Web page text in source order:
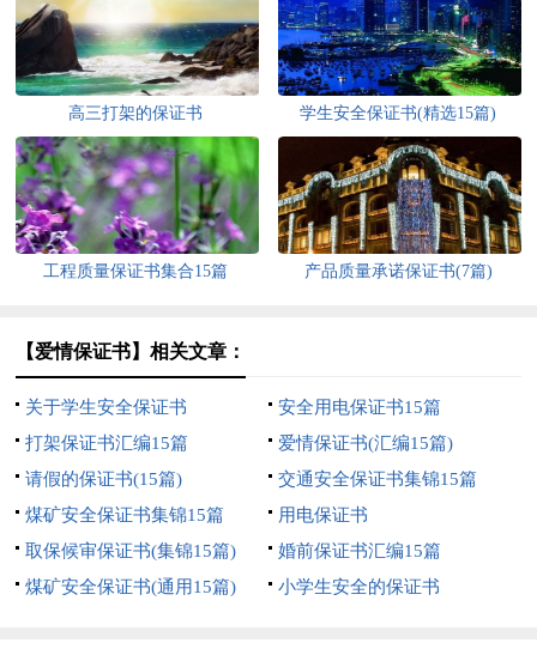
高三打架的保证书 学生安全保证书(精选15篇)
工程质量保证书集合15篇 产品质量承诺保证书(7篇)
【爱情保证书】相关文章：
关于学生安全保证书
安全用电保证书15篇
打架保证书汇编15篇
爱情保证书(汇编15篇)
请假的保证书(15篇)
交通安全保证书集锦15篇
煤矿安全保证书集锦15篇
用电保证书
取保候审保证书(集锦15篇)
婚前保证书汇编15篇
煤矿安全保证书(通用15篇)
小学生安全的保证书